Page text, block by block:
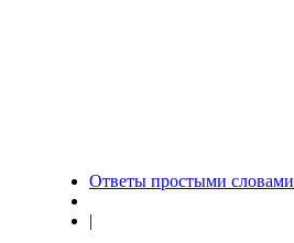
Ответы простыми словами
|